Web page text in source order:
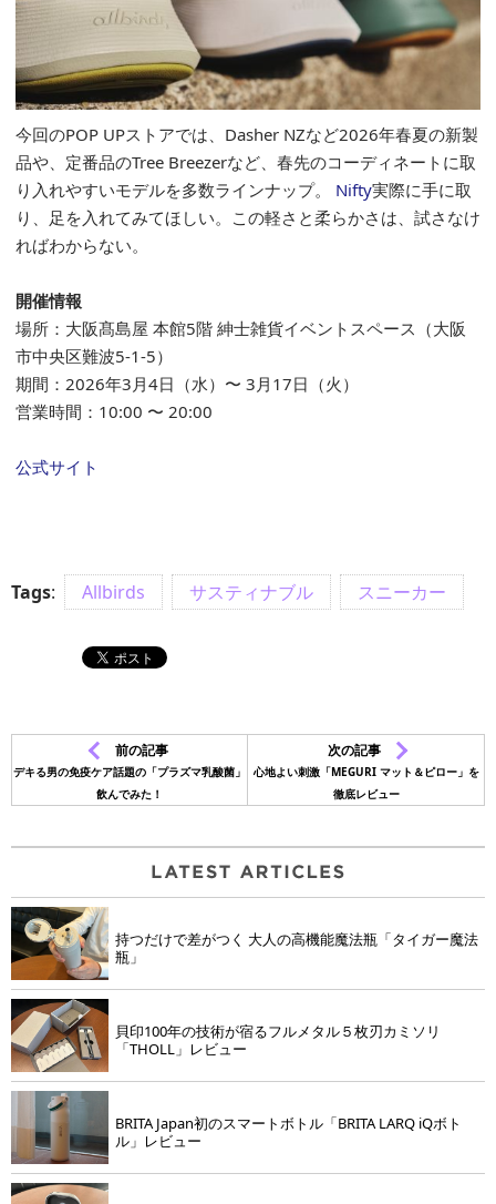
今回のPOP UPストアでは、Dasher NZなど2026年春夏の新製
品や、定番品のTree Breezerなど、春先のコーディネートに取
り入れやすいモデルを多数ラインナップ。 Nifty実際に手に取
り、足を入れてみてほしい。この軽さと柔らかさは、試さなけ
ればわからない。
開催情報
場所：大阪髙島屋 本館5階 紳士雑貨イベントスペース（大阪
市中央区難波5-1-5）
期間：2026年3月4日（水）〜 3月17日（火）
営業時間：10:00 〜 20:00
公式サイト
Tags: Allbirds サスティナブル スニーカー
前の記事
デキる男の免疫ケア話題の「プラズマ乳酸菌」
飲んでみた！
次の記事
心地よい刺激「MEGURI マット＆ピロー」を
徹底レビュー
持つだけで差がつく 大人の高機能魔法瓶「タイガー魔法
瓶」
貝印100年の技術が宿るフルメタル５枚刃カミソリ
「THOLL」レビュー
BRITA Japan初のスマートボトル「BRITA LARQ iQボト
ル」レビュー